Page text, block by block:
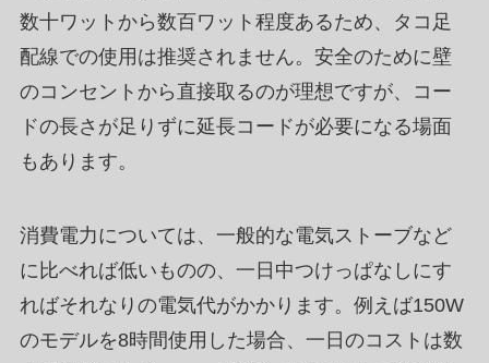
数十ワットから数百ワット程度あるため、タコ足
配線での使用は推奨されません。安全のために壁
のコンセントから直接取るのが理想ですが、コー
ドの長さが足りずに延長コードが必要になる場面
もあります。
消費電力については、一般的な電気ストーブなど
に比べれば低いものの、一日中つけっぱなしにす
ればそれなりの電気代がかかります。例えば150W
のモデルを8時間使用した場合、一日のコストは数